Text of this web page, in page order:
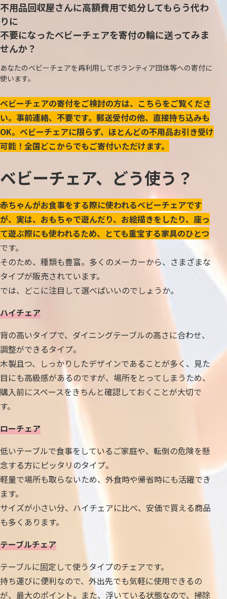
不用品回収屋さんに高額費用で処分してもらう代わ
りに
不要になったベビーチェアを寄付の輪に送ってみま
せんか？
あなたのベビーチェアを再利用してボランティア団体等への寄付に
使います。
ベビーチェアの寄付をご検討の方は、こちらをご覧くださ
い。事前連絡、不要です。郵送受付の他、直接持ち込みも
OK。ベビーチェアに限らず、ほとんどの不用品お引き受け
可能！全国どこからでもご寄付いただけます。
ベビーチェア、どう使う？
赤ちゃんがお食事をする際に使われるベビーチェアです
が、実は、おもちゃで遊んだり、お絵描きをしたり、座っ
て遊ぶ際にも使われるため、とても重宝する家具のひとつ
です。
そのため、種類も豊富。多くのメーカーから、さまざまな
タイプが販売されています。
では、どこに注目して選べばいいのでしょうか。
ハイチェア
背の高いタイプで、ダイニングテーブルの高さに合わせ、
調整ができるタイプ。
木製且つ、しっかりしたデザインであることが多く、見た
目にも高級感があるのですが、場所をとってしまうため、
購入前にスペースをきちんと確認しておくことが大切で
す。
ローチェア
低いテーブルで食事をしているご家庭や、転倒の危険を懸
念する方にピッタリのタイプ。
軽量で場所も取らないため、外食時や帰省時にも活躍でき
ます。
サイズが小さい分、ハイチェアに比べ、安価で買える商品
も多くあります。
テーブルチェア
テーブルに固定して使うタイプのチェアです。
持ち運びに便利なので、外出先でも気軽に使用できるの
が、最大のポイント。また、浮いている状態なので、掃除